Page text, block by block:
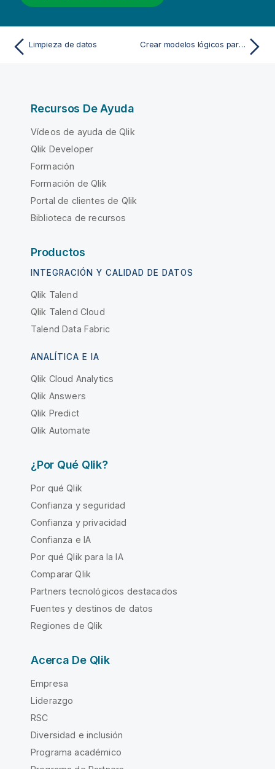
Limpieza de datos Crear modelos lógicos para Insight Advisor con la lógica de negocio
Recursos De Ayuda
Vídeos de ayuda de Qlik
Qlik Developer
Formación
Formación de Qlik
Portal de clientes de Qlik
Biblioteca de recursos
Productos
INTEGRACIÓN Y CALIDAD DE DATOS
Qlik Talend
Qlik Talend Cloud
Talend Data Fabric
ANALÍTICA E IA
Qlik Cloud Analytics
Qlik Answers
Qlik Predict
Qlik Automate
¿Por Qué Qlik?
Por qué Qlik
Confianza y seguridad
Confianza y privacidad
Confianza e IA
Por qué Qlik para la IA
Comparar Qlik
Partners tecnológicos destacados
Fuentes y destinos de datos
Regiones de Qlik
Acerca De Qlik
Empresa
Liderazgo
RSC
Diversidad e inclusión
Programa académico